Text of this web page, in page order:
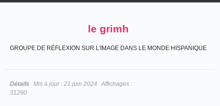
le grimh
GROUPE DE RÉFLEXION SUR L'IMAGE DANS LE MONDE HISPANIQUE
Détails Mis à jour : 21 juin 2024
Affichages :
31290